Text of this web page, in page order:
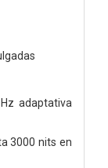
adaptativa
3000 nits en